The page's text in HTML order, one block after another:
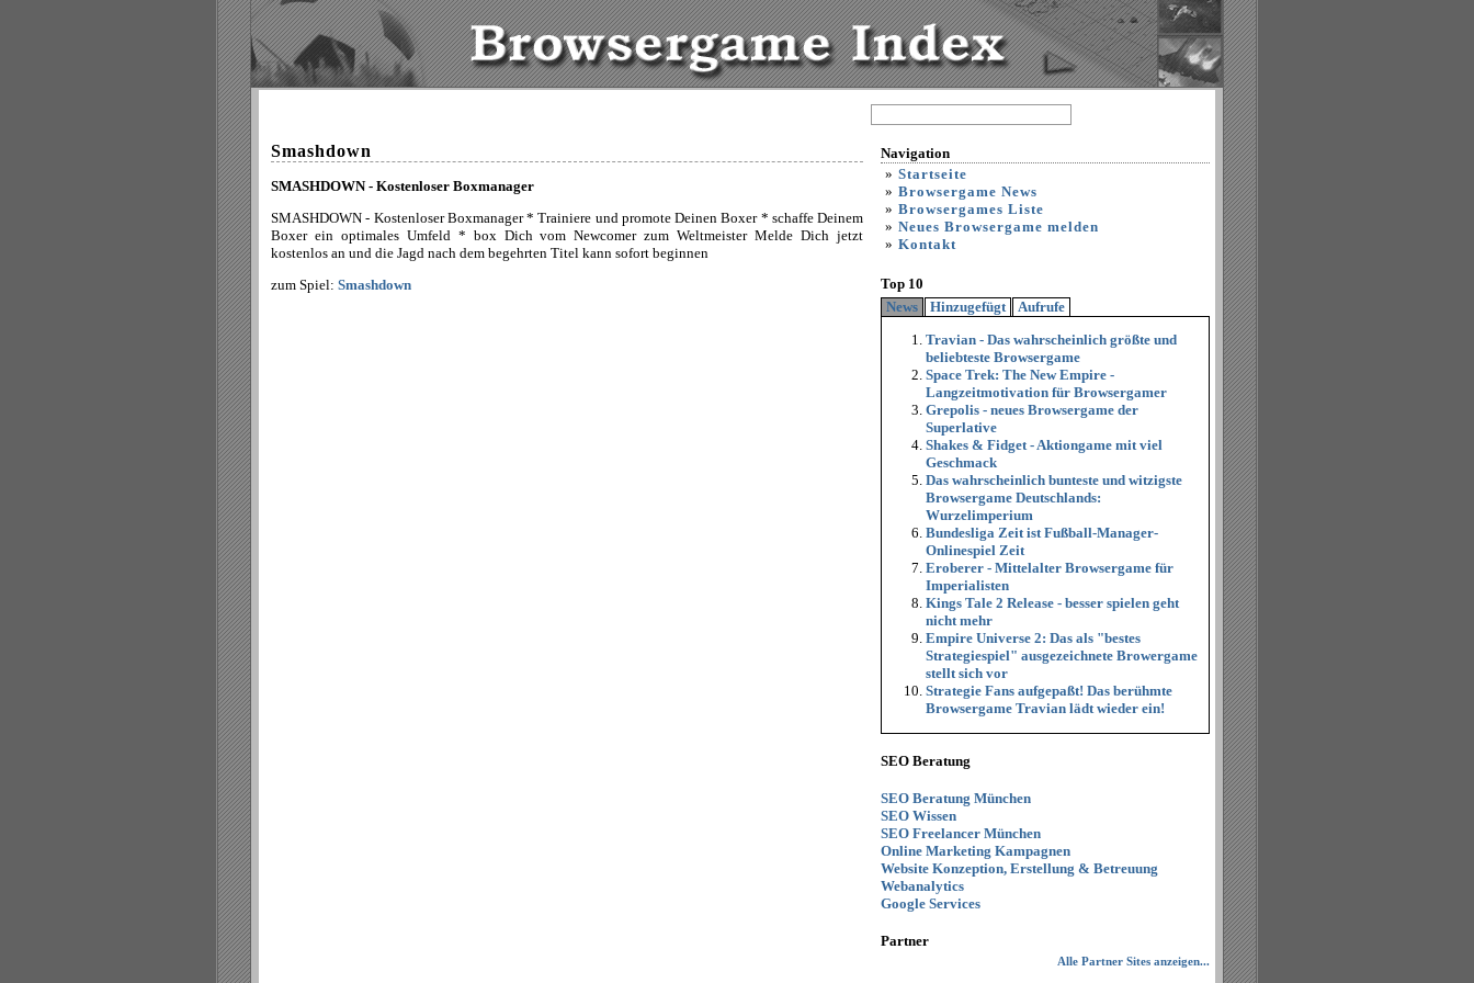
Smashdown
SMASHDOWN - Kostenloser Boxmanager
SMASHDOWN - Kostenloser Boxmanager * Trainiere und promote Deinen Boxer * schaffe Deinem
Boxer ein optimales Umfeld * box Dich vom Newcomer zum Weltmeister Melde Dich jetzt
kostenlos an und die Jagd nach dem begehrten Titel kann sofort beginnen
zum Spiel: Smashdown
Navigation
» Startseite
» Browsergame News
» Browsergames Liste
» Neues Browsergame melden
» Kontakt
Top 10
News
Hinzugefügt Aufrufe
Travian - Das wahrscheinlich größte und
beliebteste Browsergame
Space Trek: The New Empire -
Langzeitmotivation für Browsergamer
Grepolis - neues Browsergame der
Superlative
Shakes & Fidget - Aktiongame mit viel
Geschmack
Das wahrscheinlich bunteste und witzigste
Browsergame Deutschlands:
Wurzelimperium
Bundesliga Zeit ist Fußball-Manager-
Onlinespiel Zeit
Eroberer - Mittelalter Browsergame für
Imperialisten
Kings Tale 2 Release - besser spielen geht
nicht mehr
Empire Universe 2: Das als "bestes
Strategiespiel" ausgezeichnete Browergame
stellt sich vor
Strategie Fans aufgepaßt! Das berühmte
Browsergame Travian lädt wieder ein!
SEO Beratung
SEO Beratung München
SEO Wissen
SEO Freelancer München
Online Marketing Kampagnen
Website Konzeption, Erstellung & Betreuung
Webanalytics
Google Services
Partner
Alle Partner Sites anzeigen...